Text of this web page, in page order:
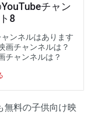
チャン
8
ンネルはあります
画チャンネルは？
チャンネルは？
無料の子供向け映